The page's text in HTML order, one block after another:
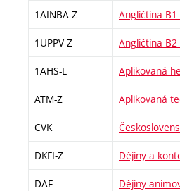
1AINBA-Z Angličtina B1
1UPPV-Z Angličtina B2
1AHS-L Aplikovaná
ATM-Z Aplikovaná
CVK
DKFI-Z Dějiny a
DAF Dějiny